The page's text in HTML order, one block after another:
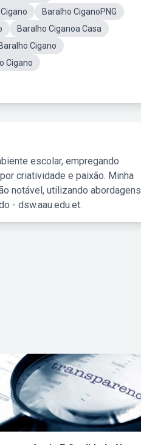
Baralho CiganoPNG
Baralho Ciganoa Casa
Cigano
Cigano
escolar, empregando
criatividade e paixão. Minha
notável, utilizando abordagens
- dsw.aau.edu.et.